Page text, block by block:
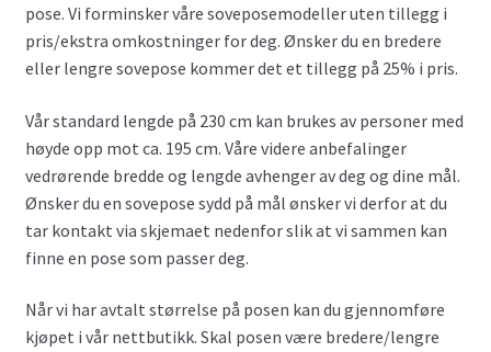
pose. Vi forminsker våre soveposemodeller uten tillegg i
pris/ekstra omkostninger for deg. Ønsker du en bredere
eller lengre sovepose kommer det et tillegg på 25% i pris.
Vår standard lengde på 230 cm kan brukes av personer med
høyde opp mot ca. 195 cm. Våre videre anbefalinger
vedrørende bredde og lengde avhenger av deg og dine mål.
Ønsker du en sovepose sydd på mål ønsker vi derfor at du
tar kontakt via skjemaet nedenfor slik at vi sammen kan
finne en pose som passer deg.
Når vi har avtalt størrelse på posen kan du gjennomføre
kjøpet i vår nettbutikk. Skal posen være bredere/lengre